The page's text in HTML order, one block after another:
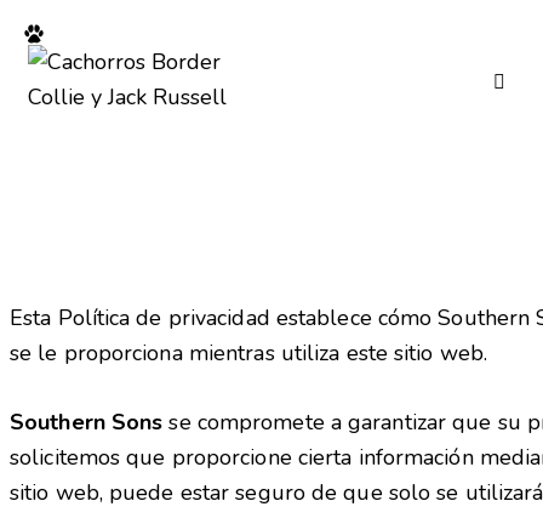
Esta Política de privacidad establece cómo
se le proporciona mientras utiliza este sitio web.
Southern Sons se compromete a garantizar que su
solicitemos que proporcione cierta información
sitio web, puede estar seguro de que solo se